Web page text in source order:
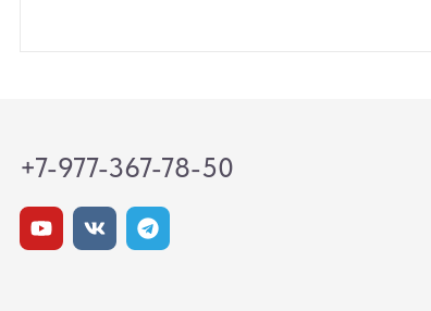
+7-977-367-78-50